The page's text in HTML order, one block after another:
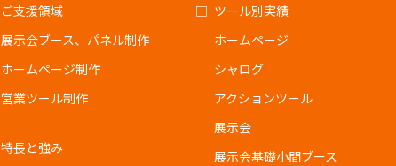
ご支援領域
展示会ブース、パネル制作
ホームページ制作
営業ツール制作
特長と強み
ツール別実績
ホームページ
シャログ
アクションツール
展示会
展示会基礎小間ブース